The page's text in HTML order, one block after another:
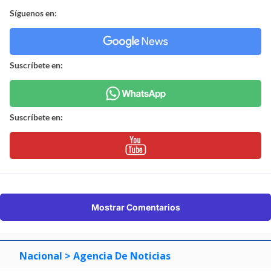
Síguenos en:
Suscríbete en:
Suscríbete en:
Mostrar Comentarios
Nacional > Agencia De Noticias